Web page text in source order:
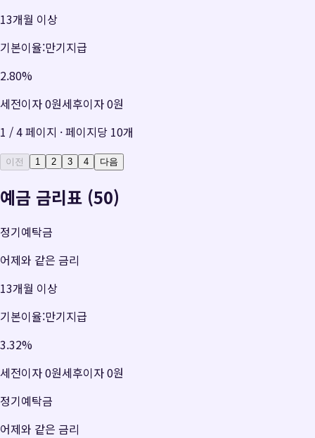
13개월 이상
기본이율:만기지급
2.80%
세전이자0원세후이자0원
1 /4페이지 · 페이지당 10개
이전 1 2 3 4 다음
예금 금리표 (50)
정기예탁금
어제와 같은 금리
13개월 이상
기본이율:만기지급
3.32%
세전이자0원세후이자0원
정기예탁금
어제와 같은 금리